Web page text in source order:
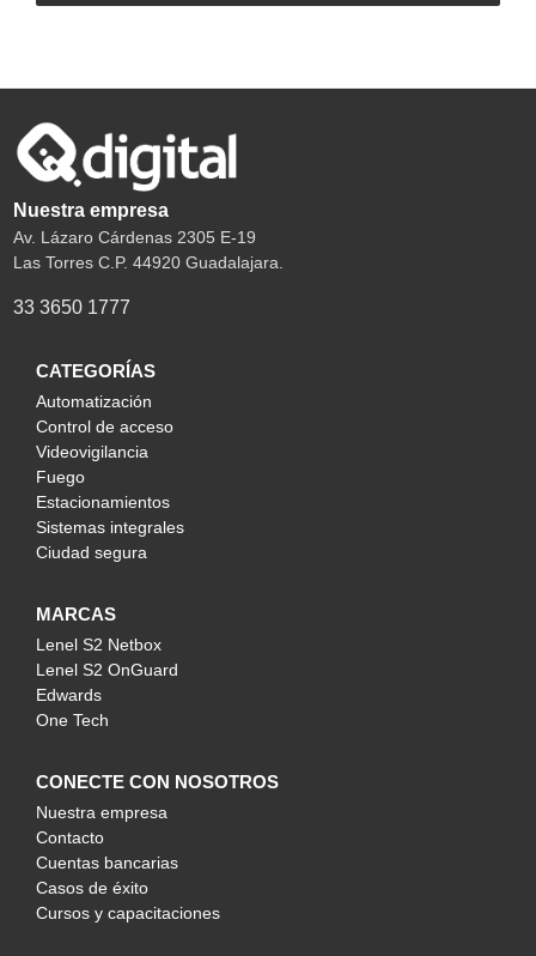
Nuestra empresa
Av. Lázaro Cárdenas 2305 E-19
Las Torres C.P. 44920 Guadalajara.
33 3650 1777
CATEGORÍAS
Automatización
Control de acceso
Videovigilancia
Fuego
Estacionamientos
Sistemas integrales
Ciudad segura
MARCAS
Lenel S2 Netbox
Lenel S2 OnGuard
Edwards
One Tech
CONECTE CON NOSOTROS
Nuestra empresa
Contacto
Cuentas bancarias
Casos de éxito
Cursos y capacitaciones